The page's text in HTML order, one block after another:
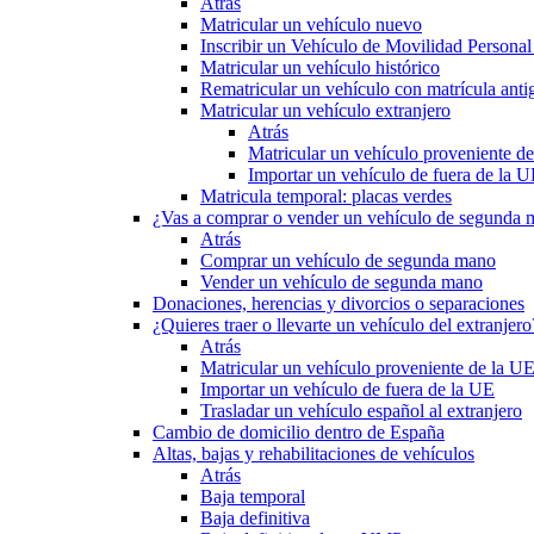
Matricular un vehículo nuevo
Inscribir un Vehículo de Movilidad
Matricular un vehículo histórico
Rematricular un vehículo con matrícula
Matricular un vehículo extranjero
Atrás
Matricular un vehículo proveniente
Importar un vehículo de fuera de la
Matricula temporal: placas verdes
¿Vas a comprar o vender un vehículo de segunda
Atrás
Comprar un vehículo de segunda mano
Vender un vehículo de segunda mano
Donaciones, herencias y divorcios o separaciones
¿Quieres traer o llevarte un vehículo del
Atrás
Matricular un vehículo proveniente de la UE
Importar un vehículo de fuera de la UE
Trasladar un vehículo español al extranjero
Cambio de domicilio dentro de España
Altas, bajas y rehabilitaciones de vehículos
Atrás
Baja temporal
Baja definitiva